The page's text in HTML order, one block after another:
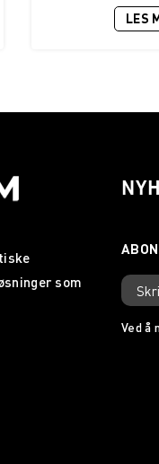
LES
som
Ved å